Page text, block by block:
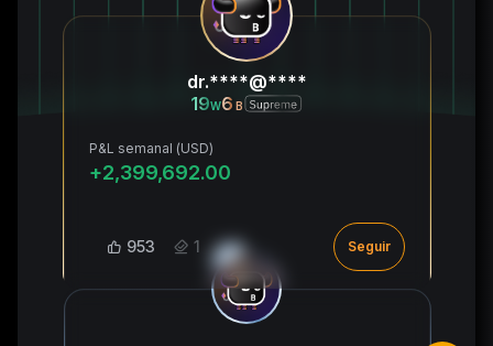
dr.****@****
19W6 B
P&L semanal (USD)
+2,399,692.00
953 1 Seguir